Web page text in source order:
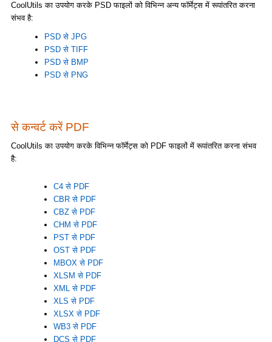
CoolUtils का उपयोग करके PSD फाइलों को विभिन्न अन्य फॉर्मेट्स में रूपांतरित करना
संभव है:
PSD से JPG
PSD से TIFF
PSD से BMP
PSD से PNG
से कन्वर्ट करें PDF
CoolUtils का उपयोग करके विभिन्न फॉर्मेट्स को PDF फाइलों में रूपांतरित करना संभव
है:
C4 से PDF
CBR से PDF
CBZ से PDF
CHM से PDF
PST से PDF
OST से PDF
MBOX से PDF
XLSM से PDF
XML से PDF
XLS से PDF
XLSX से PDF
WB3 से PDF
DCS से PDF